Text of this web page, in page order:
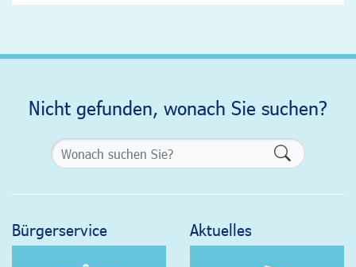
Nicht gefunden, wonach Sie suchen?
Bürgerservice Aktuelles